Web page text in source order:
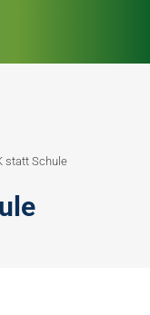
statt Schule